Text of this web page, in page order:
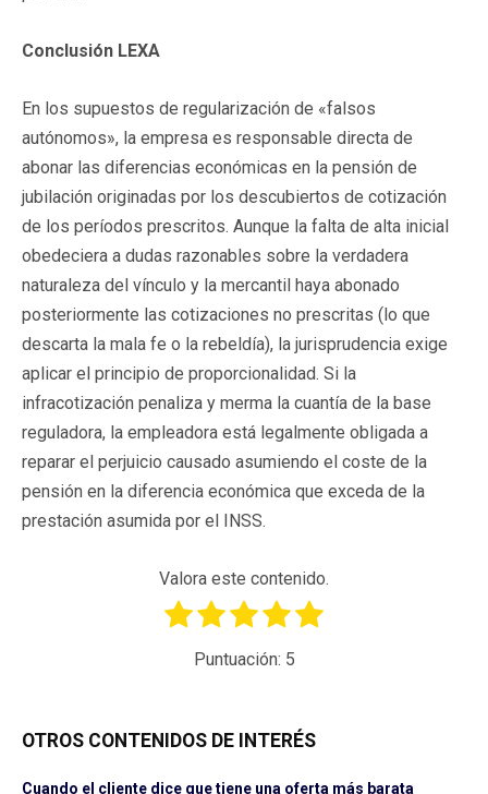
Conclusión LEXA
En los supuestos de regularización de «falsos
autónomos», la empresa es responsable directa de
abonar las diferencias económicas en la pensión de
jubilación originadas por los descubiertos de cotización
de los períodos prescritos. Aunque la falta de alta inicial
obedeciera a dudas razonables sobre la verdadera
naturaleza del vínculo y la mercantil haya abonado
posteriormente las cotizaciones no prescritas (lo que
descarta la mala fe o la rebeldía), la jurisprudencia exige
aplicar el principio de proporcionalidad. Si la
infracotización penaliza y merma la cuantía de la base
reguladora, la empleadora está legalmente obligada a
reparar el perjuicio causado asumiendo el coste de la
pensión en la diferencia económica que exceda de la
prestación asumida por el INSS.
Valora este contenido.
Puntuación: 5
OTROS CONTENIDOS DE INTERÉS
Cuando el cliente dice que tiene una oferta más barata